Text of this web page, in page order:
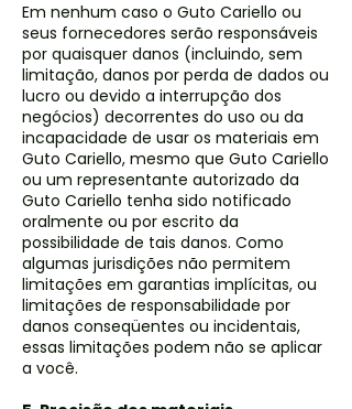
Em nenhum caso o Guto Cariello ou
seus fornecedores serão responsáveis ​​
por quaisquer danos (incluindo, sem
limitação, danos por perda de dados ou
lucro ou devido a interrupção dos
negócios) decorrentes do uso ou da
incapacidade de usar os materiais em
Guto Cariello, mesmo que Guto Cariello
ou um representante autorizado da
Guto Cariello tenha sido notificado
oralmente ou por escrito da
possibilidade de tais danos. Como
algumas jurisdições não permitem
limitações em garantias implícitas, ou
limitações de responsabilidade por
danos conseqüentes ou incidentais,
essas limitações podem não se aplicar
a você.